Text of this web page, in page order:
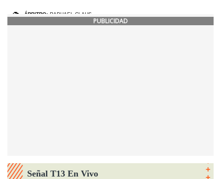
PUBLICIDAD
Señal T13 En Vivo